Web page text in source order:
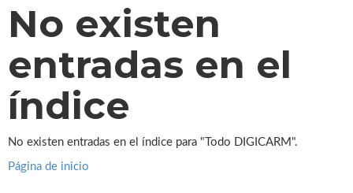
No existen
entradas en el
índice
No existen entradas en el índice para "Todo DIGICARM".
Página de inicio